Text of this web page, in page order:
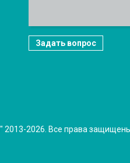
Задать вопрос
2026. Все права